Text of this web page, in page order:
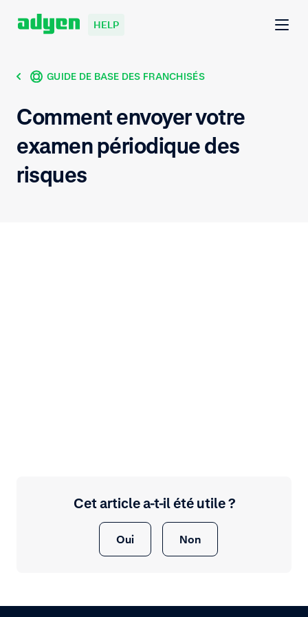
HELP
GUIDE DE BASE DES FRANCHISÉS
Comment envoyer votre
examen périodique des
risques
Cet article a-t-il été utile ?
Oui Non